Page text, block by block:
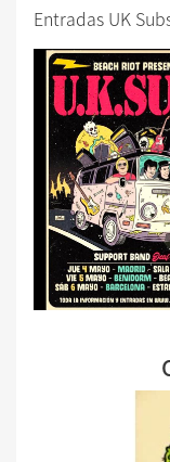
Entradas UK